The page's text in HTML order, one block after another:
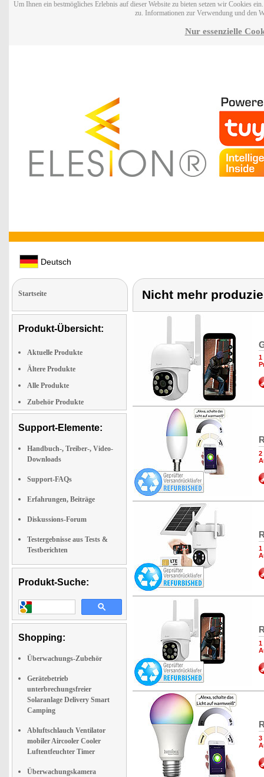
Um Ihnen ein bestmögliches Erlebnis auf dieser Website zu bieten setzen wir Cookies
zu. Informationen zur Verwendung und den
Nur essenzielle
Deutsch
Startseite
Produkt-Übersicht:
Aktuelle Produkte
Ältere Produkte
Alle Produkte
Zubehör Produkte
Support-Elemente:
Handbuch-, Treiber-, Video-
Downloads
Support-FAQs
Erfahrungen, Beiträge
Diskussions-Forum
Testergebnisse aus Tests &
Testberichten
Produkt-Suche:
Shopping:
Überwachungs-Zubehör
Gerätebetrieb
unterbrechungsfreier
Solaranlage Delivery Smart
Camping
Abluftschlauch Ventilator
mobiler Aircooler Cooler
Luftentfeuchter Timer
Überwachungskamera
Nicht mehr
1
2
1
1
3